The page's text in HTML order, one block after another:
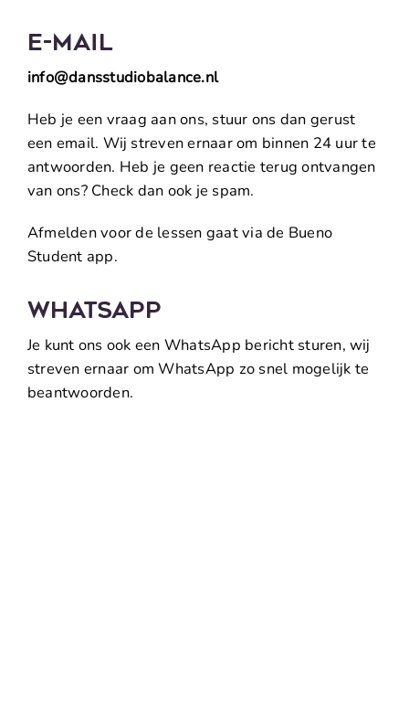
E-MAIL
info@dansstudiobalance.nl
Heb je een vraag aan ons, stuur ons dan gerust
een email. Wij streven ernaar om binnen 24 uur te
antwoorden. Heb je geen reactie terug ontvangen
van ons? Check dan ook je spam.
Afmelden voor de lessen gaat via de Bueno
Student app.
WHATSAPP
Je kunt ons ook een WhatsApp bericht sturen, wij
streven ernaar om WhatsApp zo snel mogelijk te
beantwoorden.